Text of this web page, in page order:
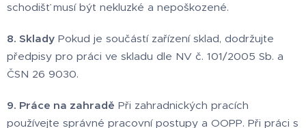
schodišť musí být nekluzké a nepoškozené.
8. Sklady Pokud je součástí zařízení sklad, dodržujte
předpisy pro práci ve skladu dle NV č. 101/2005 Sb. a
ČSN 26 9030.
9. Práce na zahradě Při zahradnických pracích
používejte správné pracovní postupy a OOPP. Při práci s